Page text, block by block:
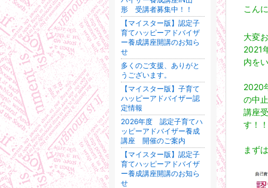
こん
大変
2021
内を
2020
の中
講座
す！
まず
形 受講者募集中！！
【マイスター版】認定子
育てハッピーアドバイザ
ー養成講座開講のお知ら
せ
多くのご支援、ありがと
うございます。
【マイスター版】子育て
ハッピーアドバイザー認
定情報
2026年度 認定子育てハ
ッピーアドバイザー養成
講座 開催のご案内
【マイスター版】認定子
育てハッピーアドバイザ
ー養成講座開講のお知ら
せ